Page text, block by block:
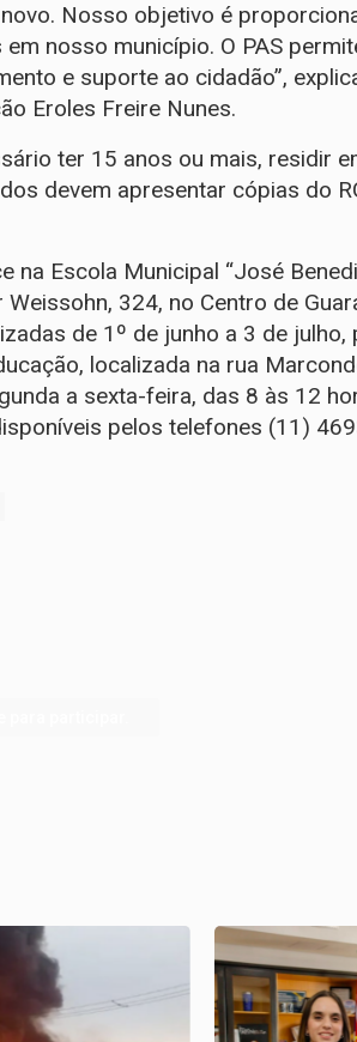
Nosso objetivo é
nosso município. O PAS
e suporte ao cidadão”,
Eroles Freire Nunes.
ter 15 anos ou mais, residir
devem apresentar cópias do
na Escola Municipal “José
324, no Centro de
de 1º de junho a 3 de julho,
localizada na rua
a sexta-feira, das 8 às 12
pelos telefones (11)